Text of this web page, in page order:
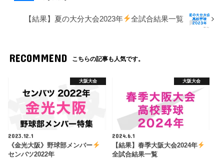
【結果】夏の大分大会2023年 全試合結果一覧
RECOMMEND こちらの記事も人気です。
大阪大会
2023.12.1
《金光大阪》野球部メンバー
センバツ2022年
大阪大会
2024.6.1
【結果】春季大阪大会2024年
全試合結果一覧